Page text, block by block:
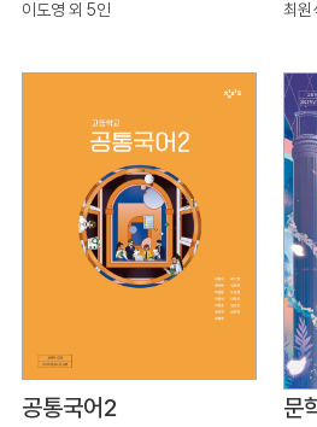
이도영 외 5인 최원
공통국어2 문